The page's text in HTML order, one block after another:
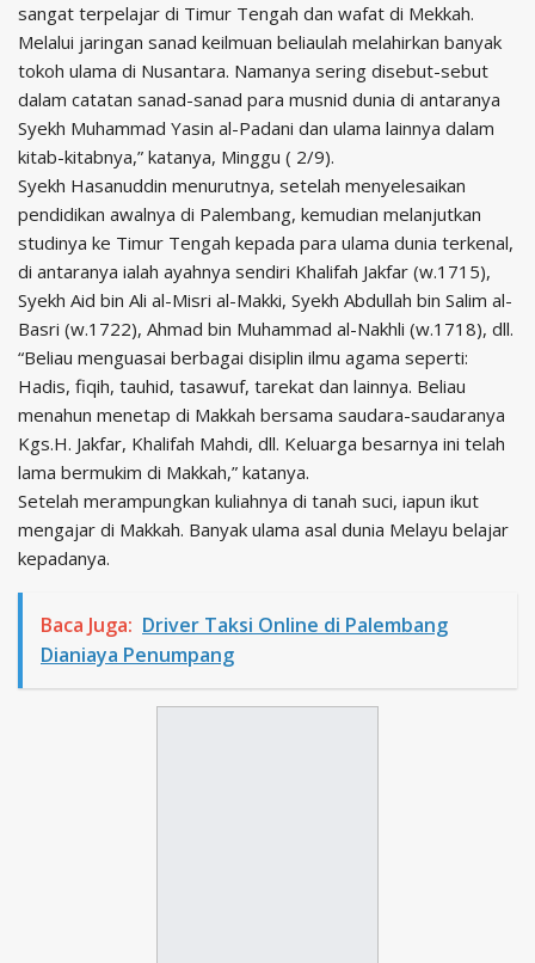
sangat terpelajar di Timur Tengah dan wafat di Mekkah.
Melalui jaringan sanad keilmuan beliaulah melahirkan banyak
tokoh ulama di Nusantara. Namanya sering disebut-sebut
dalam catatan sanad-sanad para musnid dunia di antaranya
Syekh Muhammad Yasin al-Padani dan ulama lainnya dalam
kitab-kitabnya,” katanya, Minggu ( 2/9).
Syekh Hasanuddin menurutnya, setelah menyelesaikan
pendidikan awalnya di Palembang, kemudian melanjutkan
studinya ke Timur Tengah kepada para ulama dunia terkenal,
di antaranya ialah ayahnya sendiri Khalifah Jakfar (w.1715),
Syekh Aid bin Ali al-Misri al-Makki, Syekh Abdullah bin Salim al-
Basri (w.1722), Ahmad bin Muhammad al-Nakhli (w.1718), dll.
“Beliau menguasai berbagai disiplin ilmu agama seperti:
Hadis, fiqih, tauhid, tasawuf, tarekat dan lainnya. Beliau
menahun menetap di Makkah bersama saudara-saudaranya
Kgs.H. Jakfar, Khalifah Mahdi, dll. Keluarga besarnya ini telah
lama bermukim di Makkah,” katanya.
Setelah merampungkan kuliahnya di tanah suci, iapun ikut
mengajar di Makkah. Banyak ulama asal dunia Melayu belajar
kepadanya.
Baca Juga: Driver Taksi Online di Palembang
Dianiaya Penumpang